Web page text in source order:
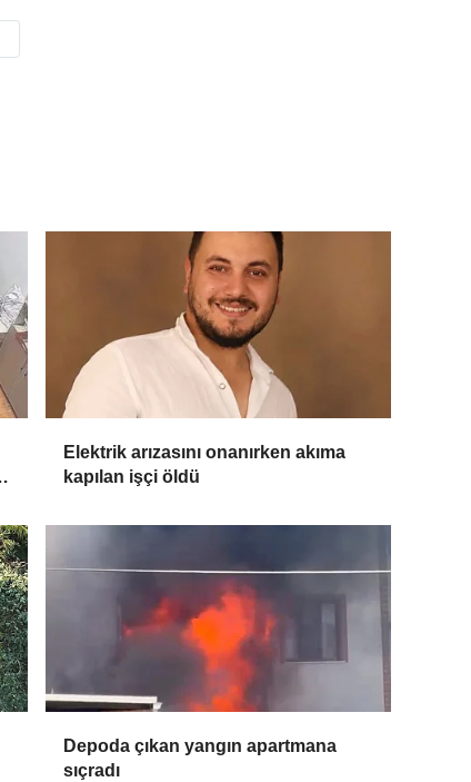
Elektrik arızasını onanırken akıma
kapılan işçi öldü
Depoda çıkan yangın apartmana
sıçradı